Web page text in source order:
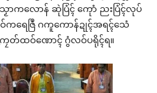
ကလောန် ဆုဲပြံၚ် ကေုာံ ညးပြံၚ်လုပ်
ဝ်ကရေဇြဳ ဂကူကောန်ဍုၚ်အရၚ်သေံ
ဍဲကၠတ်ထဝ်ဏောၚ် ဂွံလဝ်ပရိုၚ်ရ။